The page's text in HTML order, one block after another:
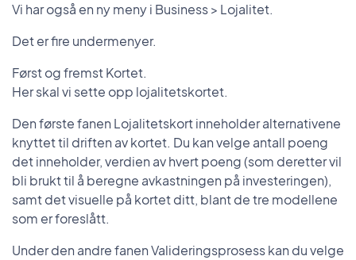
Vi har også en ny meny i Business > Lojalitet.
Det er fire undermenyer.
Først og fremst Kortet.
Her skal vi sette opp lojalitetskortet.
Den første fanen Lojalitetskort inneholder alternativene
knyttet til driften av kortet. Du kan velge antall poeng
det inneholder, verdien av hvert poeng (som deretter vil
bli brukt til å beregne avkastningen på investeringen),
samt det visuelle på kortet ditt, blant de tre modellene
som er foreslått.
Under den andre fanen Valideringsprosess kan du velge